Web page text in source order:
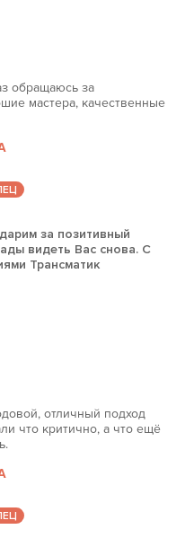
обращаюсь за
мастера, качественные
за позитивный
видеть Вас снова. С
Трансматик
отличный подход
что критично, а что ещё